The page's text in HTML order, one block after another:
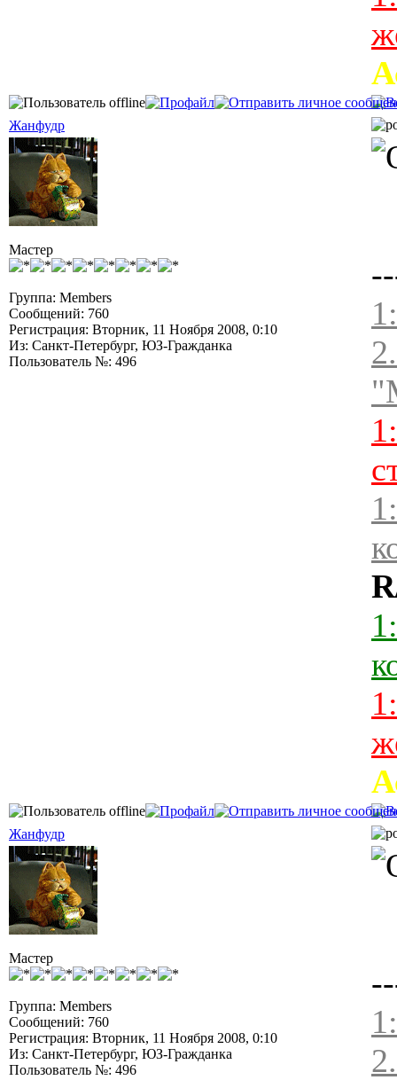
Жанфудр
Мастер
Группа: Members
Сообщений: 760
Регистрация: Вторник, 11 Ноября 2008, 0:10
Из: Санкт-Петербург, ЮЗ-Гражданка
Пользователь №: 496
Жанфудр
Мастер
Группа: Members
Сообщений: 760
Регистрация: Вторник, 11 Ноября 2008, 0:10
Из: Санкт-Петербург, ЮЗ-Гражданка
Пользователь №: 496